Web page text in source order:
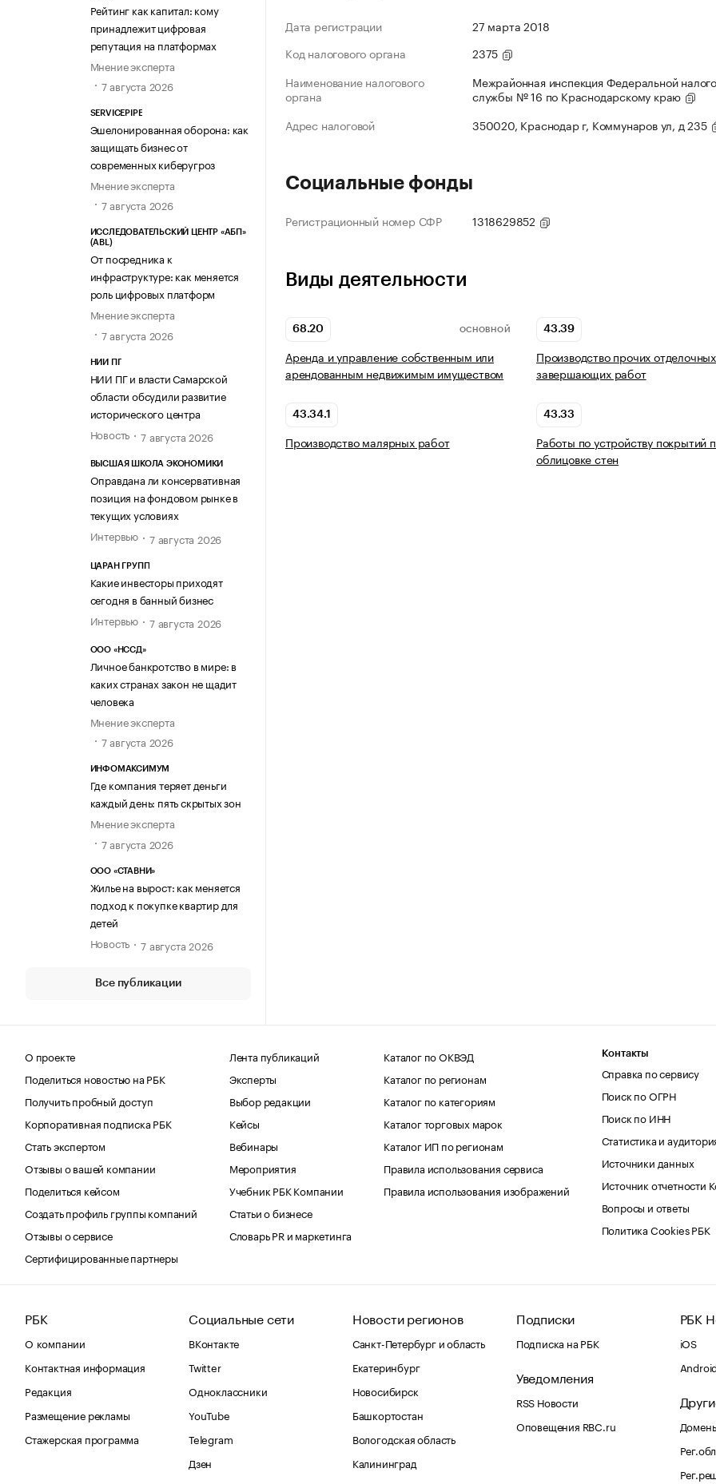
Рейтинг как капитал: кому
принадлежит цифровая
репутация на платформах
Мнение эксперта
7 августа 2026
SERVICEPIPE
Эшелонированная оборона: как
защищать бизнес от
современных киберугроз
Мнение эксперта
7 августа 2026
ИССЛЕДОВАТЕЛЬСКИЙ ЦЕНТР «АБП»
(ABL)
От посредника к
инфраструктуре: как меняется
роль цифровых платформ
Мнение эксперта
7 августа 2026
НИИ ПГ
НИИ ПГ и власти Самарской
области обсудили развитие
исторического центра
Новость
7 августа 2026
ВЫСШАЯ ШКОЛА ЭКОНОМИКИ
Оправдана ли консервативная
позиция на фондовом рынке в
текущих условиях
Интервью
7 августа 2026
ЦАРАН ГРУПП
Какие инвесторы приходят
сегодня в банный бизнес
Интервью
7 августа 2026
ООО «НССД»
Личное банкротство в мире: в
каких странах закон не щадит
человека
Мнение эксперта
7 августа 2026
ИНФОМАКСИМУМ
Где компания теряет деньги
каждый день: пять скрытых зон
Мнение эксперта
7 августа 2026
ООО «СТАВНИ»
Жилье на вырост: как меняется
подход к покупке квартир для
детей
Новость
7 августа 2026
Все публикации
Дата регистрации
27 марта 2018
Код налогового органа
2375
Наименование налогового
органа
Межрайонная инспекция Федеральной
службы № 16 по Краснодарскому краю
Адрес налоговой
350020, Краснодар г, Коммунаров ул, д 235
Социальные фонды
Регистрационный номер СФР 1318629852
Виды деятельности
68.20 ОСНОВНОЙ
Аренда и управление собственным или
арендованным недвижимым имуществом
43.39
Производство прочих
завершающих работ
43.34.1
Производство малярных работ
43.33
Работы по устройству покрытий
облицовке стен
О проекте
Поделиться новостью на РБК
Получить пробный доступ
Корпоративная подписка РБК
Стать экспертом
Отзывы о вашей компании
Поделиться кейсом
Создать профиль группы компаний
Отзывы о сервисе
Сертифицированные партнеры
Лента публикаций
Эксперты
Выбор редакции
Кейсы
Вебинары
Мероприятия
Учебник РБК Компании
Статьи о бизнесе
Словарь PR и маркетинга
Каталог по ОКВЭД
Каталог по регионам
Каталог по категориям
Каталог торговых марок
Каталог ИП по регионам
Правила использования сервиса
Правила использования изображений
Контакты
Справка по сервису
Поиск по ОГРН
Поиск по ИНН
Статистика и
Источники данных
Источник отчетности
Вопросы и ответы
Политика Cookies РБК
РБК
О компании
Контактная информация
Редакция
Размещение рекламы
Стажерская программа
Социальные сети
ВКонтакте
Twitter
Одноклассники
YouTube
Telegram
Дзен
Новости регионов
Санкт-Петербург и область
Екатеринбург
Новосибирск
Башкортостан
Вологодская область
Калининград
Подписки
Подписка на РБК
Уведомления
RSS Новости
Оповещения RBC.ru
РБК
iOS